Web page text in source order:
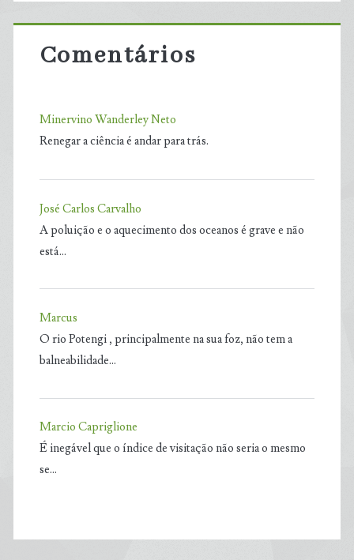
Comentários
Minervino Wanderley Neto
Renegar a ciência é andar para trás.
José Carlos Carvalho
A poluição e o aquecimento dos oceanos é grave e não
está…
Marcus
O rio Potengi , principalmente na sua foz, não tem a
balneabilidade…
Marcio Capriglione
É inegável que o índice de visitação não seria o mesmo
se…